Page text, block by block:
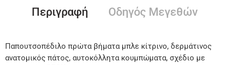
Περιγραφή Οδηγός Μεγεθών
Παπουτσοπέδιλο πρώτα βήματα μπλε κίτρινο, δερμάτινος
ανατομικός πάτος, αυτοκόλλητα κουμπώματα, σχέδιο με